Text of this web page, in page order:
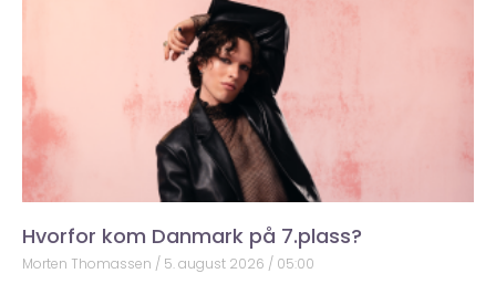
Hvorfor kom Danmark på 7.plass?
Morten Thomassen 5. august 2026 05:00